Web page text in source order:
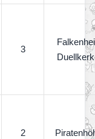
3
2